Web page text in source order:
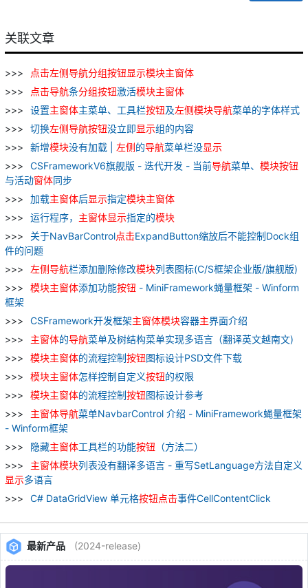
关联文章
点击左侧导航分组按钮显示模块主窗体
点击导航条分组按钮激活模块主窗体
设置主窗体主菜单、工具栏按钮及左侧模块导航菜单的字体样式
切换左侧导航按钮没立即显示组的内容
新增模块没有加载 | 左侧的导航菜单栏没显示
CSFrameworkV6旗舰版 - 迭代开发 - 当前导航菜单、 模块按钮
与活动窗体同步
加载主窗体后显示指定模块主窗体
运行程序， 主窗体显示指定的模块
关于NavBarControl点击ExpandButton缩放后不能控制Dock组
件的问题
左侧导航栏添加删除修改模块列表图标(C/S框架企业版/旗舰版)
模块主窗体添加功能按钮 - MiniFramework蝇量框架 - Winform
框架
CSFramework开发框架主窗体模块容器主界面介绍
主窗体的导航菜单及树结构菜单实现多语言（翻译英文越南文)
模块主窗体的流程控制按钮图标设计PSD文件下载
模块主窗体怎样控制自定义按钮的权限
模块主窗体的流程控制按钮图标设计参考
主窗体导航菜单NavbarControl 介绍 - MiniFramework蝇量框架
- Winform框架
隐藏主窗体工具栏的功能按钮 （方法二）
主窗体模块列表没有翻译多语言 - 重写SetLanguage方法自定义
显示多语言
C# DataGridView 单元格按钮点击事件CellContentClick
最新产品 (2024-release)